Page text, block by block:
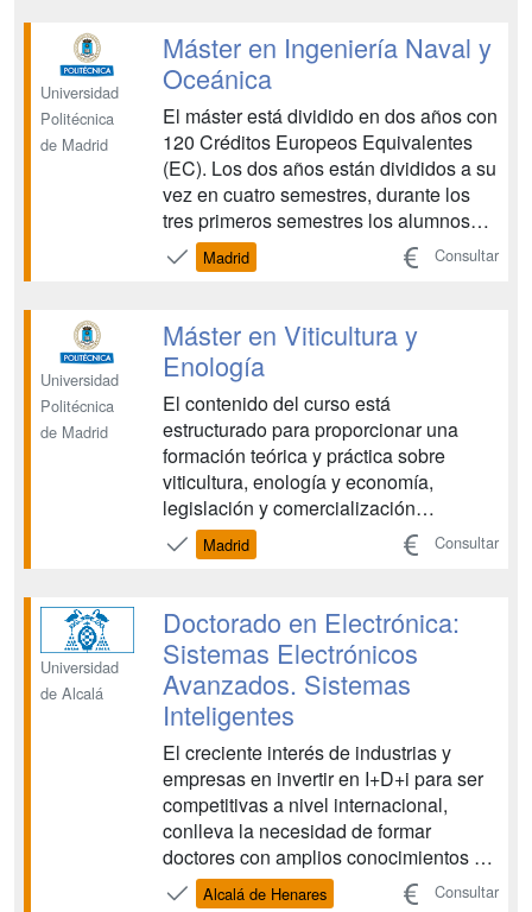
generales: Tratamiento de la
información. Arquitectura de
computador...
Universidad
Politécnica
de Madrid
Máster en Ingeniería Naval y
Oceánica
El máster está dividido en dos años con
120 Créditos Europeos Equivalentes
(EC). Los dos años están divididos a su
vez en cuatro semestres, durante los
tres primeros semestres los alumnos
cursan una serie de asignaturas que
refuerzan y amplían los conocimientos
las competencias profesionales propias
del Ing...
Madrid Consultar
Universidad
Politécnica
de Madrid
Máster en Viticultura y
Enología
El contenido del curso está
estructurado para proporcionar una
formación teórica y práctica sobre
viticultura, enología y economía,
legislación y comercialización
vitivinícolas tanto a nivel nacional como
internacional, con el fin de formar
posean una visión completa de los
problemas actuales de estas áreas
para...
Madrid Consultar
Universidad
de Alcalá
Doctorado en Electrónica:
Sistemas Electrónicos
Avanzados. Sistemas
Inteligentes
El creciente interés de industrias y
empresas en invertir en I+D+i para ser
competitivas a nivel internacional,
conlleva la necesidad de formar
doctores con amplios conocimientos en
temas de investigación punteros. Las
Alcalá de Henares Consultar